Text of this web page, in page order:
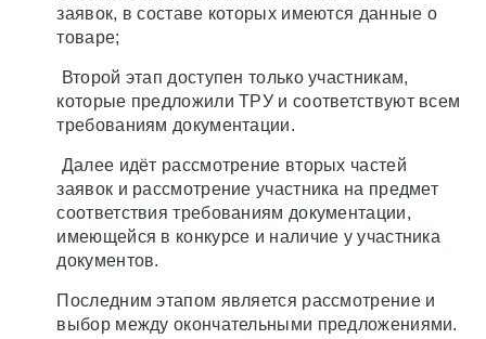
заявок, в составе которых имеются данные о
товаре;
Второй этап доступен только участникам,
которые предложили ТРУ и соответствуют всем
требованиям документации.
Далее идёт рассмотрение вторых частей
заявок и рассмотрение участника на предмет
соответствия требованиям документации,
имеющейся в конкурсе и наличие у участника
документов.
Последним этапом является рассмотрение и
выбор между окончательными предложениями.